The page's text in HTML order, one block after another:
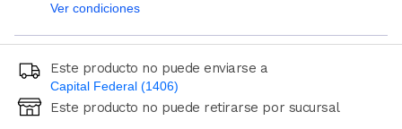
Ver condiciones
Este producto no puede enviarse a
Capital Federal (1406)
Ingresá código postal (sólo números)
Este producto no puede retirarse por sucursal